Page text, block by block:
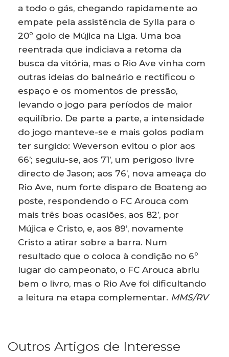
a todo o gás, chegando rapidamente ao
empate pela assistência de Sylla para o
20º golo de Mújica na Liga. Uma boa
reentrada que indiciava a retoma da
busca da vitória, mas o Rio Ave vinha com
outras ideias do balneário e rectificou o
espaço e os momentos de pressão,
levando o jogo para períodos de maior
equilíbrio. De parte a parte, a intensidade
do jogo manteve-se e mais golos podiam
ter surgido: Weverson evitou o pior aos
66’; seguiu-se, aos 71’, um perigoso livre
directo de Jason; aos 76’, nova ameaça do
Rio Ave, num forte disparo de Boateng ao
poste, respondendo o FC Arouca com
mais três boas ocasiões, aos 82’, por
Mújica e Cristo, e, aos 89’, novamente
Cristo a atirar sobre a barra. Num
resultado que o coloca à condição no 6º
lugar do campeonato, o FC Arouca abriu
bem o livro, mas o Rio Ave foi dificultando
a leitura na etapa complementar. MMS/RV
Outros Artigos de Interesse